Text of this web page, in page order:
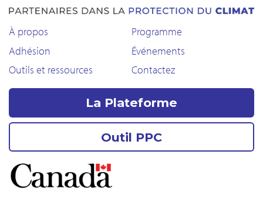
À propos
Programme
Adhésion
Événements
Outils et ressources
Contactez
La Plateforme
Outil PPC